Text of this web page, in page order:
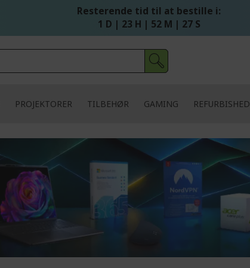
Resterende tid til at bestille i:
1 D | 23 H | 52 M | 27 S
PROJEKTORER TILBEHØR GAMING REFURBISHED